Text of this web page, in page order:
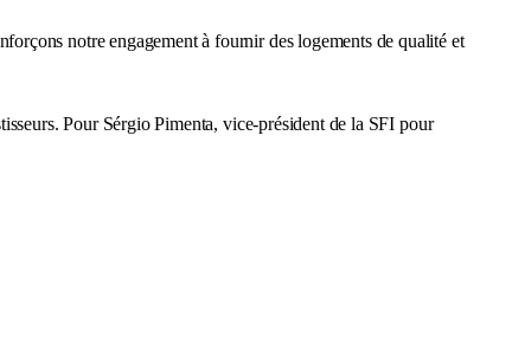
notre engagement à fournir des logements de qualité et
Pour Sérgio Pimenta, vice-président de la SFI pour